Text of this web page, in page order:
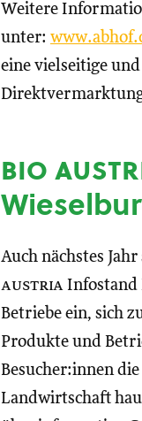
Weitere
unter:
eine vielseitige
bio
Auch nächstes
austria Infostand
Betriebe ein, sich
Produkte und
Besucher:innen
Landwirtschaft